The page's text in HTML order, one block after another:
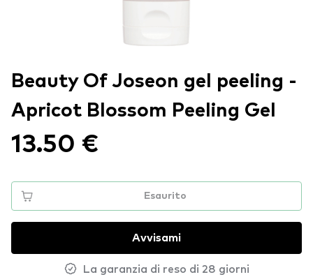
Beauty Of Joseon gel peeling -
Apricot Blossom Peeling Gel
13.50 €
Esaurito
Avvisami
La garanzia di reso di 28 giorni